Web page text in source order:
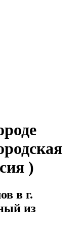
)
в г.
из